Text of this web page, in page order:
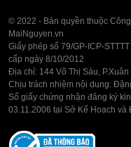
© 2022 - Bản quyền thuộc
MaiNguyen.vn
Giấy phép số 79/GP-ICP-
cấp ngày 8/10/2012
Địa chỉ: 144 Võ Thị Sáu,
Chịu trách nhiệm nội dung:
Số giấy chứng nhận đăng ký
03.11.2006 tại Sở Kế Hoạch và